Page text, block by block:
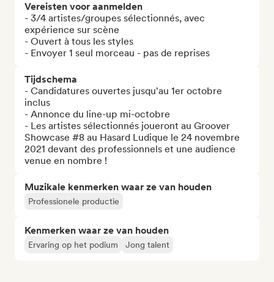
Vereisten voor aanmelden
- 3/4 artistes/groupes sélectionnés, avec
expérience sur scène
- Ouvert à tous les styles
- Envoyer 1 seul morceau - pas de reprises
Tijdschema
- Candidatures ouvertes jusqu'au 1er octobre
inclus
- Annonce du line-up mi-octobre
- Les artistes sélectionnés joueront au Groover
Showcase #8 au Hasard Ludique le 24 novembre
2021 devant des professionnels et une audience
venue en nombre !
Muzikale kenmerken waar ze van houden
Professionele productie
Kenmerken waar ze van houden
Ervaring op het podium Jong talent